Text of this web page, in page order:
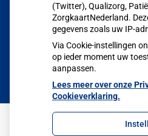
neemt gebruik toe
Eigen risico gaat onder
(Twitter), Qualizorg,
ZorgkaartNederland.
gegevens zoals uw IP-
Via Cookie-instellingen
op ieder moment uw
aanpassen.
Lees meer over onze
Cookieverklaring.